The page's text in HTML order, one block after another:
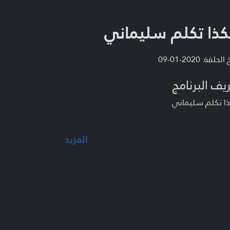
تكلم سليماني
2020-01-09
البرنامج
تكلم سليماني
المزيد